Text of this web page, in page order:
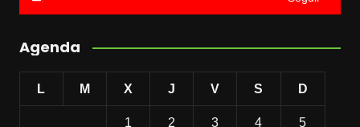
Agenda
L M X J V S D
1 2 3 4 5